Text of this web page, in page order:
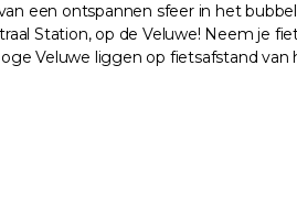
een ontspannen sfeer in het
Station, op de Veluwe! Neem je
Veluwe liggen op fietsafstand